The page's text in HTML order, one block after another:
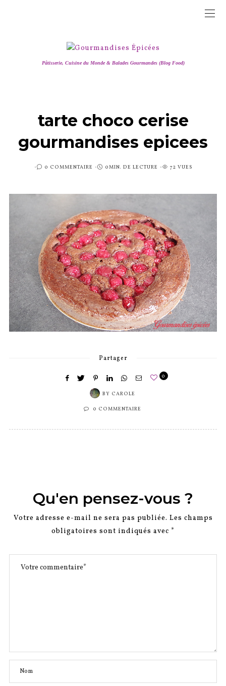
Pâtisserie, Cuisine du Monde & Balades Gourmandes (Blog Food)
tarte choco cerise
gourmandises epicees
PUBLIÉ0 COMMENTAIRE 0MIN. DE LECTURE 72 VUES
Partager
BY CAROLE
0
0 COMMENTAIRE
Qu'en pensez-vous ?
Votre adresse e-mail ne sera pas publiée. Les champs
obligatoires sont indiqués avec *